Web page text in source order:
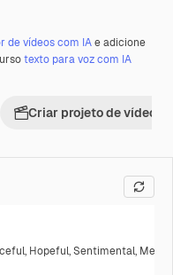
de vídeos com IAe adicione
texto para voz com IA
Criar projeto de vídeo
, Hopeful,Sentimental,